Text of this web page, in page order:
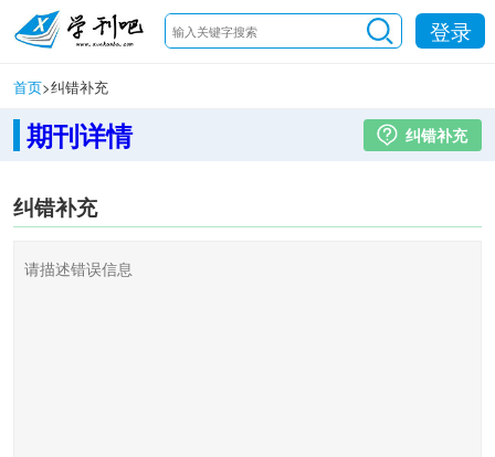
登录
首页>纠错补充
期刊详情 纠错补充
纠错补充